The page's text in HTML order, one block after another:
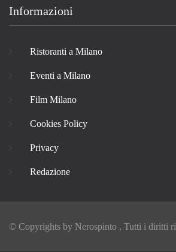
Informazioni
Ristoranti a Milano
Eventi a Milano
Film Milano
Cookies Policy
Privacy
Redazione
© Copyrights by Nerospinto , Tutti i diritti